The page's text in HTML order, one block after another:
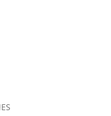
porteur (CPL)…